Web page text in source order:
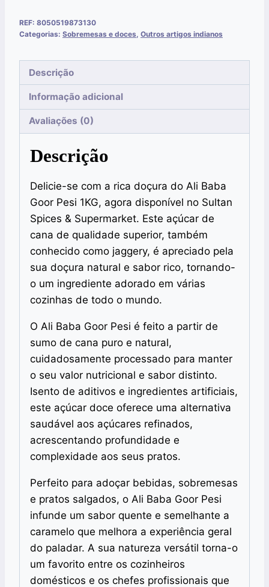
REF: 8050519873130
Categorias: Sobremesas e doces, Outros artigos indianos
Descrição
Informação adicional
Avaliações (0)
Descrição
Delicie-se com a rica doçura do Ali Baba
Goor Pesi 1KG, agora disponível no Sultan
Spices & Supermarket. Este açúcar de
cana de qualidade superior, também
conhecido como jaggery, é apreciado pela
sua doçura natural e sabor rico, tornando-
o um ingrediente adorado em várias
cozinhas de todo o mundo.
O Ali Baba Goor Pesi é feito a partir de
sumo de cana puro e natural,
cuidadosamente processado para manter
o seu valor nutricional e sabor distinto.
Isento de aditivos e ingredientes artificiais,
este açúcar doce oferece uma alternativa
saudável aos açúcares refinados,
acrescentando profundidade e
complexidade aos seus pratos.
Perfeito para adoçar bebidas, sobremesas
e pratos salgados, o Ali Baba Goor Pesi
infunde um sabor quente e semelhante a
caramelo que melhora a experiência geral
do paladar. A sua natureza versátil torna-o
um favorito entre os cozinheiros
domésticos e os chefes profissionais que